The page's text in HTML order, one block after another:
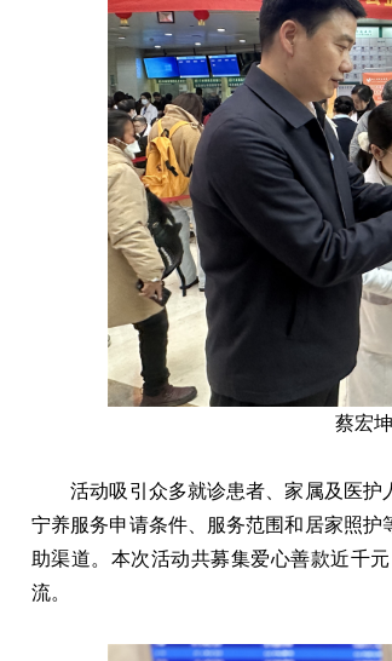
蔡宏
活动吸引众多就诊患者、家属及医
宁养服务申请条件、服务范围和居家照
助渠道。本次活动共募集爱心善款近千
流。